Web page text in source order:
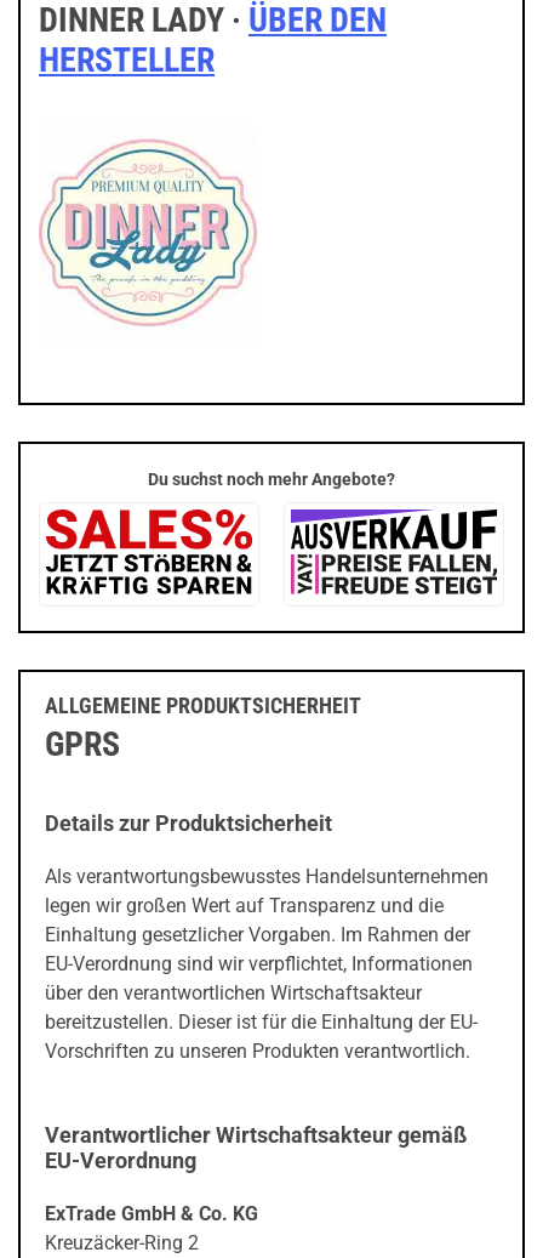
DINNER LADY · ÜBER DEN
HERSTELLER
Du suchst noch mehr Angebote?
ALLGEMEINE PRODUKTSICHERHEIT
GPRS
Details zur Produktsicherheit
Als verantwortungsbewusstes Handelsunternehmen
legen wir großen Wert auf Transparenz und die
Einhaltung gesetzlicher Vorgaben. Im Rahmen der
EU-Verordnung sind wir verpflichtet, Informationen
über den verantwortlichen Wirtschaftsakteur
bereitzustellen. Dieser ist für die Einhaltung der EU-
Vorschriften zu unseren Produkten verantwortlich.
Verantwortlicher Wirtschaftsakteur gemäß
EU-Verordnung
ExTrade GmbH & Co. KG
Kreuzäcker-Ring 2